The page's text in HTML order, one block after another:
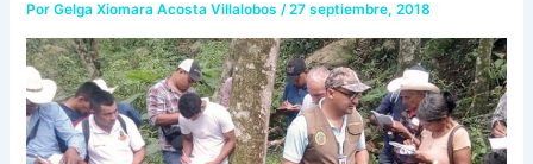
PorGelga Xiomara Acosta Villalobos/27 septiembre, 2018